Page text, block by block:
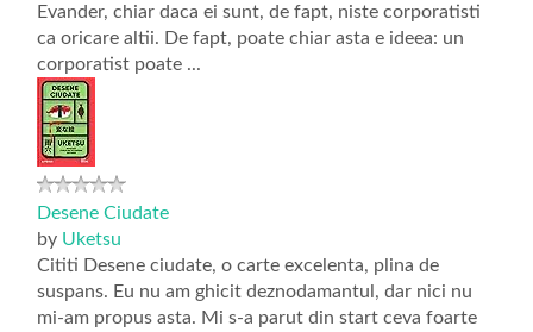
Evander, chiar daca ei sunt, de fapt, niste corporatisti
ca oricare altii. De fapt, poate chiar asta e ideea: un
corporatist poate ...
Desene Ciudate
by Uketsu
Cititi Desene ciudate, o carte excelenta, plina de
suspans. Eu nu am ghicit deznodamantul, dar nici nu
mi-am propus asta. Mi s-a parut din start ceva foarte